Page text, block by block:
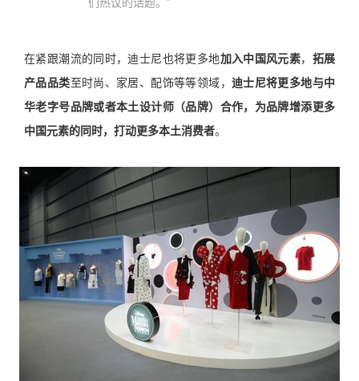
在紧跟潮流的同时，迪士尼也将更多地加入中国风元素， 拓展
产品品类至时尚、家居、配饰等等领域， 迪士尼将更多地与中
华老字号品牌或者本土设计师（品牌）合作，为品牌增添更多
中国元素的同时，打动更多本土消费者。